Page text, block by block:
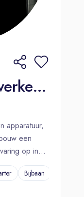
Verkoopmedewerker Nespresso Den Bosch
apparatuur,
een
op in
Bijbaan